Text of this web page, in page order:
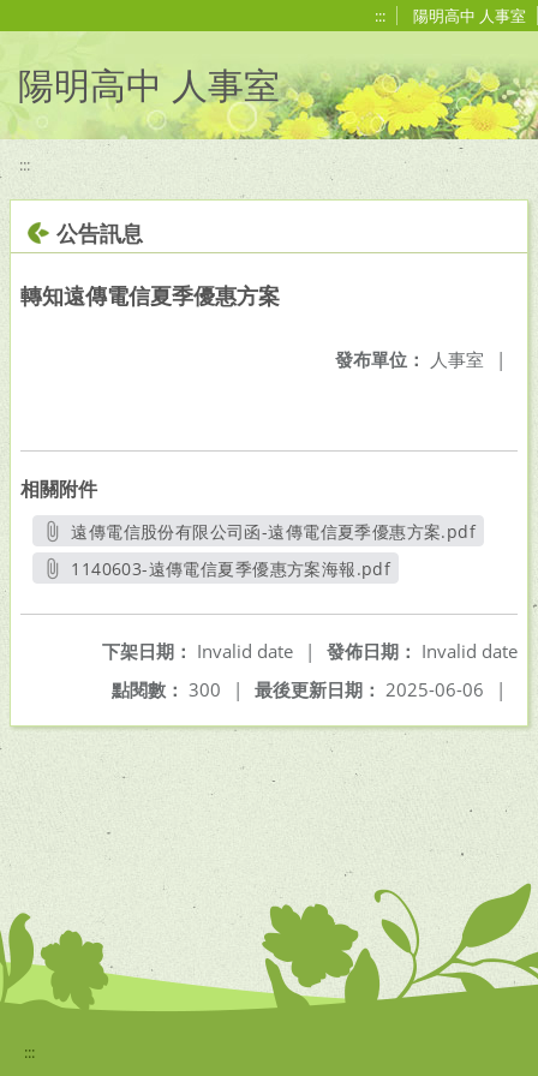
::: 陽明高中 人事室
陽明高中 人事室
:::
公告訊息
轉知遠傳電信夏季優惠方案
發布單位： 人事室 |
相關附件
遠傳電信股份有限公司函-遠傳電信夏季優惠方案.pdf
另開新視窗
1140603-遠傳電信夏季優惠方案海報.pdf
發佈日期： Invalid date
下架日期： Invalid date
|
最後更新日期： 2025-06-06 |
點閱數： 300 |
:::